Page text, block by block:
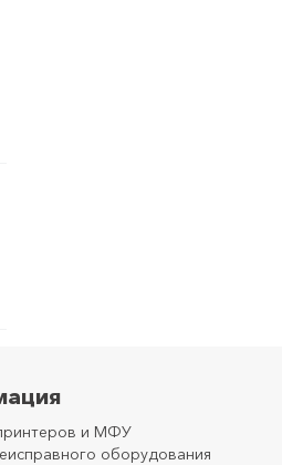
и МФУ
оборудования